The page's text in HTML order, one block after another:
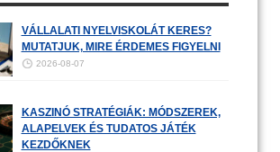
VÁLLALATI NYELVISKOLÁT KERES?
MUTATJUK, MIRE ÉRDEMES FIGYELNI
2026-08-07
KASZINÓ STRATÉGIÁK: MÓDSZEREK,
ALAPELVEK ÉS TUDATOS JÁTÉK
KEZDŐKNEK